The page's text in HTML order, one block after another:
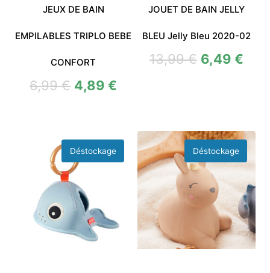
JEUX DE BAIN
EMPILABLES TRIPLO BEBE
CONFORT
6,99€ 4,89€
JOUET DE BAIN JELLY
BLEU Jelly Bleu 2020-02
13,99€ 6,49 €